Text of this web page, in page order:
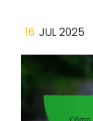
16 JUL 2025